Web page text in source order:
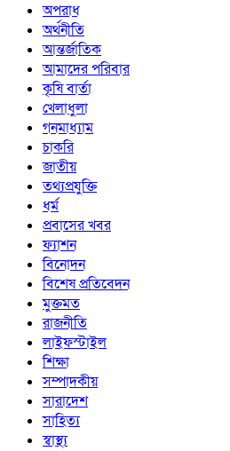
অপরাধ
অর্থনীতি
আন্তর্জাতিক
আমাদের পরিবার
কৃষি বার্তা
খেলাধুলা
গনমাধ্যাম
চাকরি
জাতীয়
তথ্যপ্রযুক্তি
ধর্ম
প্রবাসের খবর
ফ্যাশন
বিনোদন
বিশেষ প্রতিবেদন
মুক্তমত
রাজনীতি
লাইফস্টাইল
শিক্ষা
সম্পাদকীয়
সারাদেশ
সাহিত্য
স্বাস্থ্য